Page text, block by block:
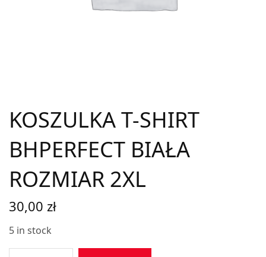
KOSZULKA T-SHIRT
BHPERFECT BIAŁA
ROZMIAR 2XL
30,00 zł
5 in stock